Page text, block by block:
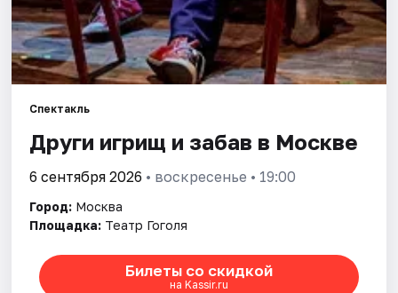
Спектакль
Други игрищ и забав в Москве
6 сентября 2026 • воскресенье • 19:00
Город: Москва
Площадка: Театр Гоголя
Билеты со скидкой
на Kassir.ru